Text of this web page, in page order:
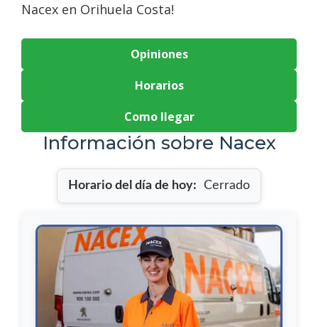
Nacex en Orihuela Costa!
Opiniones
Horarios
Como llegar
Información sobre Nacex
Horario del día de hoy: Cerrado